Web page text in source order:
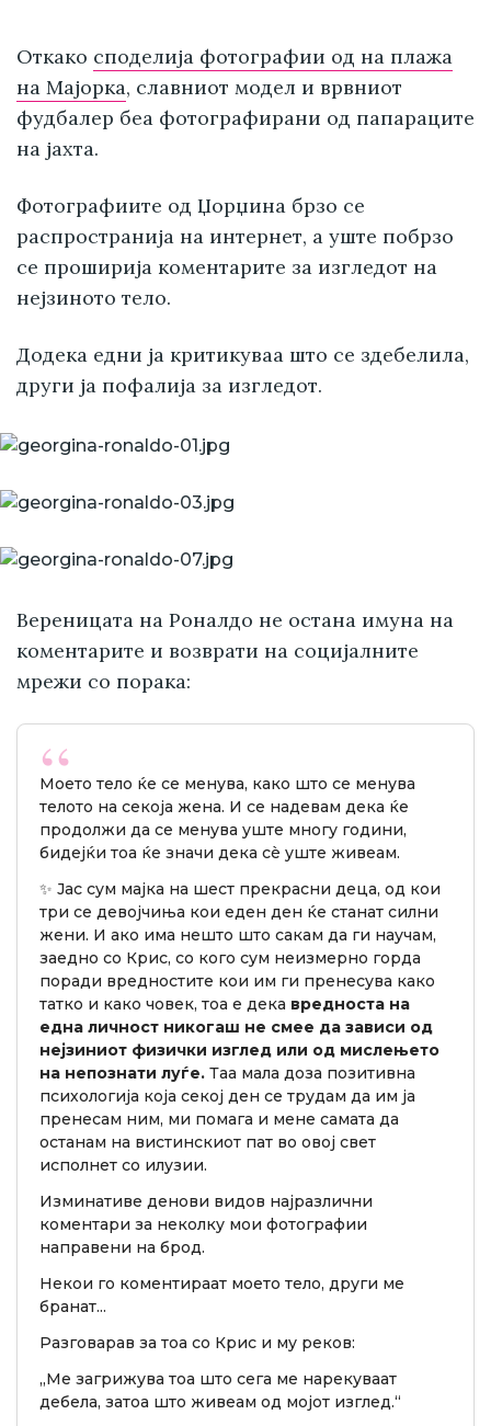
Откако споделија фотографии од на плажа
на Мајорка, славниот модел и врвниот
фудбалер беа фотографирани од папараците
на јахта.
Фотографиите од Џорџина брзо се
распространија на интернет, а уште побрзо
се проширија коментарите за изгледот на
нејзиното тело.
Додека едни ја критикуваа што се здебелила,
други ја пофалија за изгледот.
Вереницата на Роналдо не остана имуна на
коментарите и возврати на социјалните
мрежи со порака:
Моето тело ќе се менува, како што се менува
телото на секоја жена. И се надевам дека ќе
продолжи да се менува уште многу години,
бидејќи тоа ќе значи дека сè уште живеам.
✨ Јас сум мајка на шест прекрасни деца, од кои
три се девојчиња кои еден ден ќе станат силни
жени. И ако има нешто што сакам да ги научам,
заедно со Крис, со кого сум неизмерно горда
поради вредностите кои им ги пренесува како
татко и како човек, тоа е дека вредноста на
една личност никогаш не смее да зависи од
нејзиниот физички изглед или од мислењето
на непознати луѓе. Таа мала доза позитивна
психологија која секој ден се трудам да им ја
пренесам ним, ми помага и мене самата да
останам на вистинскиот пат во овој свет
исполнет со илузии.
Изминативе денови видов најразлични
коментари за неколку мои фотографии
направени на брод.
Некои го коментираат моето тело, други ме
бранат...
Разговарав за тоа со Крис и му реков:
„Ме загрижува тоа што сега ме нарекуваат
дебела, затоа што живеам од мојот изглед.“